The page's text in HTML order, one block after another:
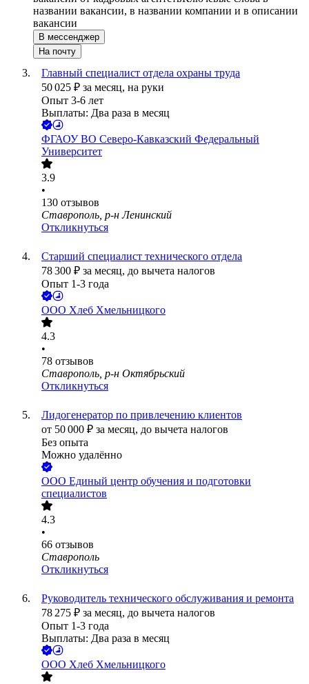
названии вакансии, в названии компании и в описании
вакансии
В мессенджер
На почту
Главный специалист отдела охраны труда
50 025 ₽ за месяц, на руки
Опыт 3-6 лет
Выплаты: Два раза в месяц
ФГАОУ ВО Северо-Кавказский Федеральный
Университет
3.9
•
130 отзывов
Ставрополь, р-н Ленинский
Откликнуться
Старший специалист технического отдела
78 300 ₽ за месяц, до вычета налогов
Опыт 1-3 года
ООО Хлеб Хмельницкого
4.3
•
78 отзывов
Ставрополь, р-н Октябрьский
Откликнуться
Лидогенератор по привлечению клиентов
от 50 000 ₽ за месяц, до вычета налогов
Без опыта
Можно удалённо
ООО Единый центр обучения и подготовки
специалистов
4.3
•
66 отзывов
Ставрополь
Откликнуться
Руководитель технического обслуживания и ремонта
78 275 ₽ за месяц, до вычета налогов
Опыт 1-3 года
Выплаты: Два раза в месяц
ООО Хлеб Хмельницкого